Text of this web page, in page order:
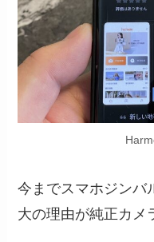
今までスマホジンバ
大の理由が純正カメ